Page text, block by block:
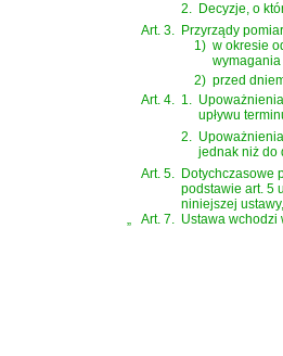
2. Decyzje, o
Art. 3. Przyrządy
1) w okresie
2) przed
Art. 4.
1.
upływu
2.
jednak niż do
Art. 5.
Dotychczasowe
podstawie art. 5
niniejszej ustawy,
Art. 7. Ustawa wchodzi